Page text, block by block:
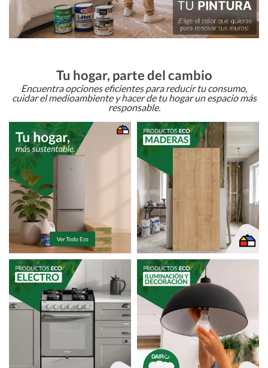
Tu hogar, parte del cambio
Encuentra opciones eficientes para reducir tu consumo,
cuidar el medioambiente y hacer de tu hogar un espacio más
responsable.